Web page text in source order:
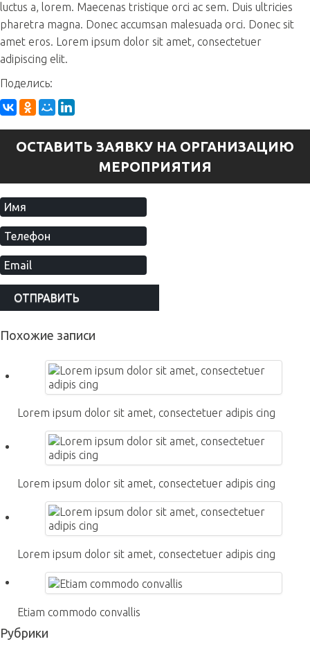
luctus a, lorem. Maecenas tristique orci ac sem. Duis ultricies
pharetra magna. Donec accumsan malesuada orci. Donec sit
amet eros. Lorem ipsum dolor sit amet, consectetuer
adipiscing elit.
Поделись:
ОСТАВИТЬ ЗАЯВКУ НА ОРГАНИЗАЦИЮ
МЕРОПРИЯТИЯ
Похожие записи
Lorem ipsum dolor sit amet, consectetuer adipis cing
Lorem ipsum dolor sit amet, consectetuer adipis cing
Lorem ipsum dolor sit amet, consectetuer adipis cing
Etiam commodo convallis
Рубрики